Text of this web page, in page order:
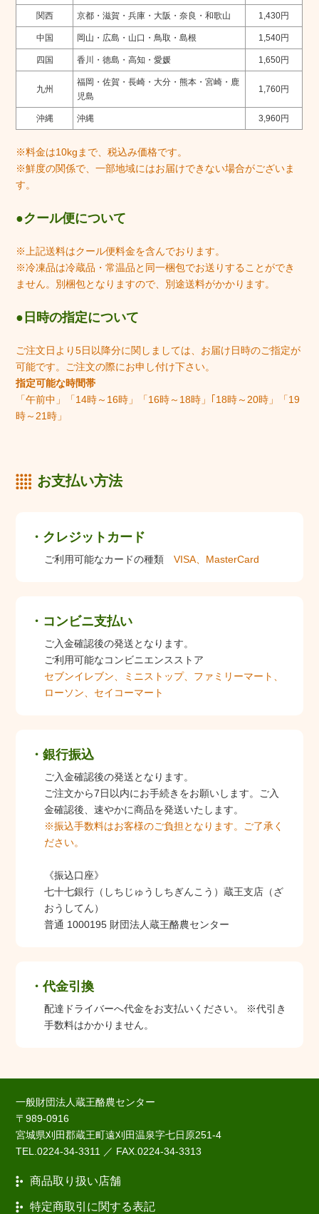
関西 京都・滋賀・兵庫・大阪・奈良・和歌山 1,430円
中国 岡山・広島・山口・鳥取・島根 1,540円
四国 香川・徳島・高知・愛媛 1,650円
九州
福岡・佐賀・長崎・大分・熊本・宮崎・鹿
児島
1,760円
沖縄 沖縄 3,960円
※料金は10kgまで、税込み価格です。
※鮮度の関係で、一部地域にはお届けできない場合がございま
す。
クール便について
※上記送料はクール便料金を含んでおります。
※冷凍品は冷蔵品・常温品と同一梱包でお送りすることができ
ません。別梱包となりますので、別途送料がかかります。
日時の指定について
ご注文日より5日以降分に関しましては、お届け日時のご指定が
可能です。ご注文の際にお申し付け下さい。
指定可能な時間帯
「午前中」「14時～16時」「16時～18時」｢18時～20時」「19
時～21時」
お支払い方法
クレジットカード
ご利用可能なカードの種類VISA、MasterCard
コンビニ支払い
ご入金確認後の発送となります。
ご利用可能なコンビニエンスストア
セブンイレブン、ミニストップ、ファミリーマート、
ローソン、セイコーマート
銀行振込
ご入金確認後の発送となります。
ご注文から7日以内にお手続きをお願いします。ご入
金確認後、速やかに商品を発送いたします。
※振込手数料はお客様のご負担となります。ご了承く
ださい。
《振込口座》
七十七銀行（しちじゅうしちぎんこう）蔵王支店（ざ
おうしてん）
普通 1000195 財団法人蔵王酪農センター
代金引換
配達ドライバーへ代金をお支払いください。 ※代引き
手数料はかかりません。
一般財団法人蔵王酪農センター
〒989-0916
宮城県刈田郡蔵王町遠刈田温泉字七日原251-4
TEL.0224-34-3311 ／ FAX.0224-34-3313
商品取り扱い店舗
特定商取引に関する表記